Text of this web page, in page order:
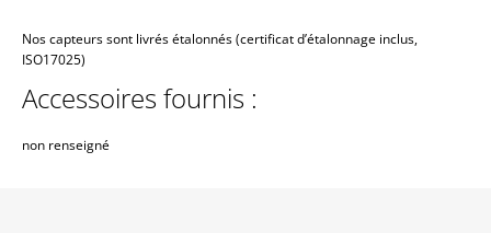
Nos capteurs sont livrés étalonnés (certificat d’étalonnage inclus,
ISO17025)
Accessoires fournis :
non renseigné